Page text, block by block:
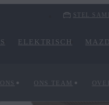
STEL
ELEKTRISCH
ONS TEAM